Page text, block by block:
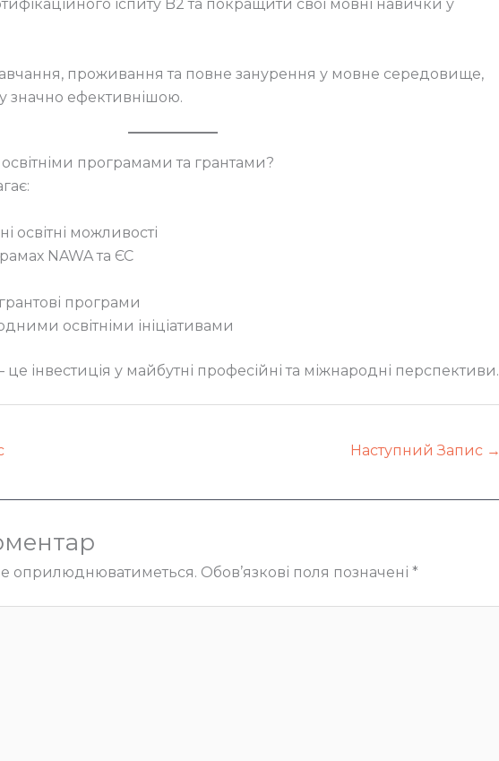
іспиту B2 та покращити свої мовні навички у
проживання та повне занурення у мовне середовище,
значно ефективнішою.
програмами та грантами?
освітні можливості
NAWA та ЄС
програми
освітніми ініціативами
це інвестиція у майбутні професійні та міжнародні перспективи.
Наступний Запис →
оприлюднюватиметься. Обов’язкові поля позначені *